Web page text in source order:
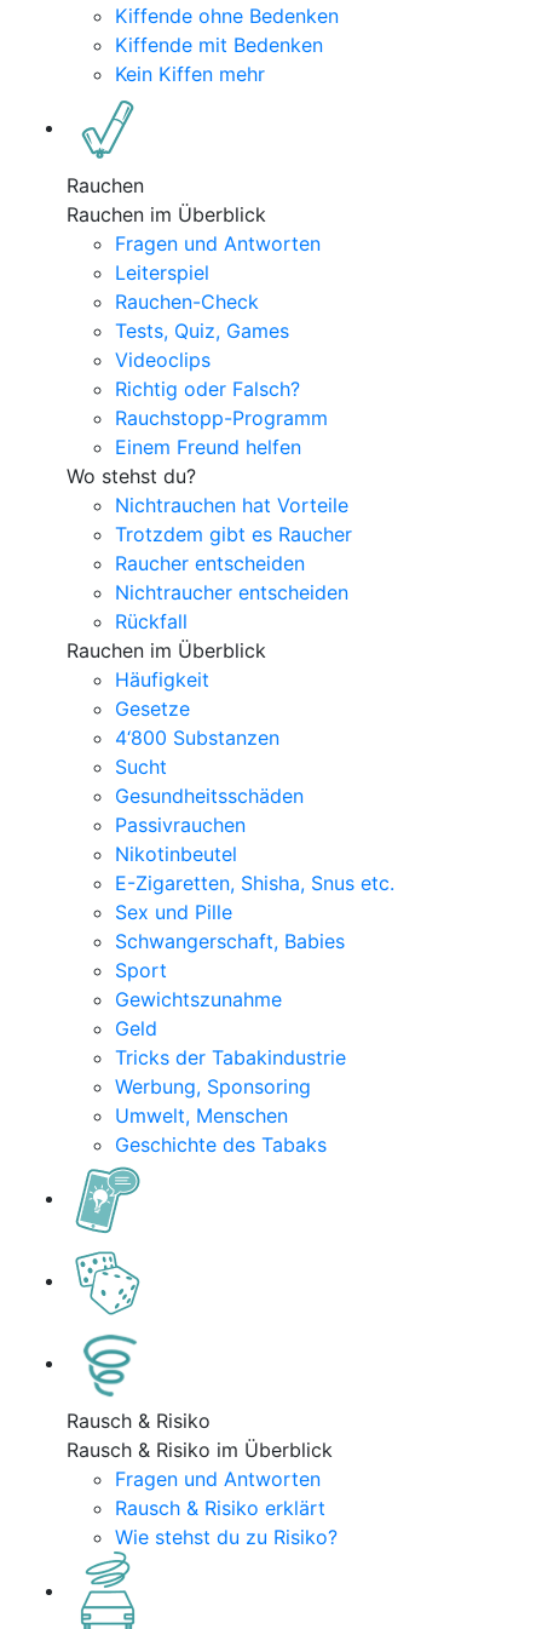
Kiffende ohne Bedenken
Kiffende mit Bedenken
Kein Kiffen mehr
Rauchen
Rauchen im Überblick
Fragen und Antworten
Leiterspiel
Rauchen-Check
Tests, Quiz, Games
Videoclips
Richtig oder Falsch?
Rauchstopp-Programm
Einem Freund helfen
Wo stehst du?
Nichtrauchen hat Vorteile
Trotzdem gibt es Raucher
Raucher entscheiden
Nichtraucher entscheiden
Rückfall
Rauchen im Überblick
Häufigkeit
Gesetze
4‘800 Substanzen
Sucht
Gesundheitsschäden
Passivrauchen
Nikotinbeutel
E-Zigaretten, Shisha, Snus etc.
Sex und Pille
Schwangerschaft, Babies
Sport
Gewichtszunahme
Geld
Tricks der Tabakindustrie
Werbung, Sponsoring
Umwelt, Menschen
Geschichte des Tabaks
Rausch & Risiko
Rausch & Risiko im Überblick
Fragen und Antworten
Rausch & Risiko erklärt
Wie stehst du zu Risiko?